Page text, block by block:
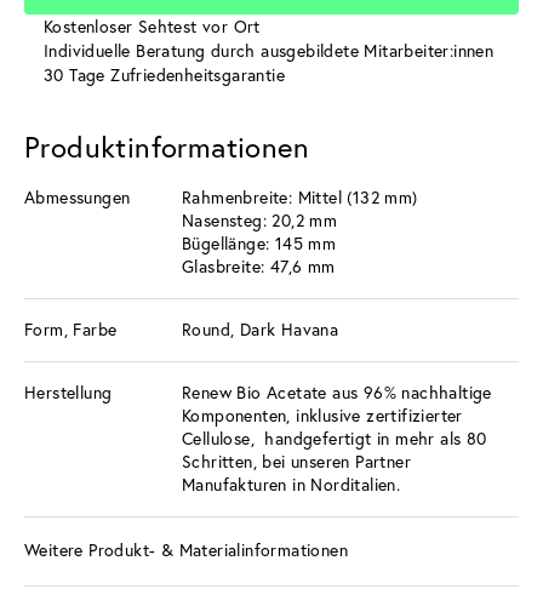
Kostenloser Sehtest vor Ort
Individuelle Beratung durch ausgebildete Mitarbeiter:innen
30 Tage Zufriedenheitsgarantie
Produktinformationen
Abmessungen
Rahmenbreite: Mittel (132 mm)
Nasensteg: 20,2 mm
Bügellänge: 145 mm
Glasbreite: 47,6 mm
Form, Farbe Round, Dark Havana
Herstellung
Renew Bio Acetate aus 96% nachhaltige
Komponenten, inklusive zertifizierter
Cellulose, handgefertigt in mehr als 80
Schritten, bei unseren Partner
Manufakturen in Norditalien.
Weitere Produkt- & Materialinformationen